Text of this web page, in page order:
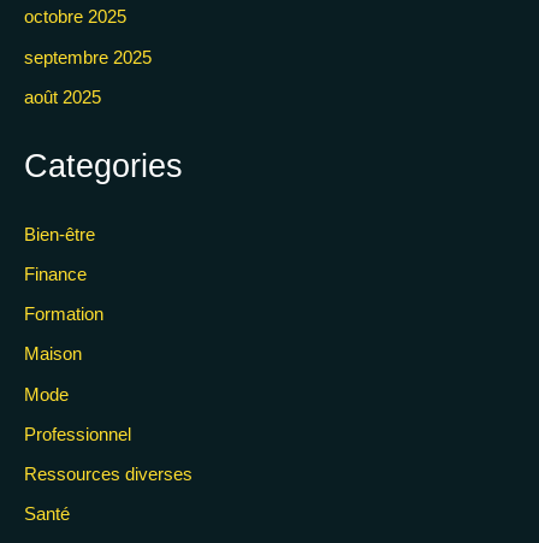
octobre 2025
septembre 2025
août 2025
Categories
Bien-être
Finance
Formation
Maison
Mode
Professionnel
Ressources diverses
Santé